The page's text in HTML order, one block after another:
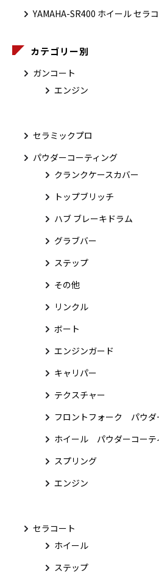
YAMAHA-SR400 ホイール セラ
カテゴリー別
ガンコート
エンジン
セラミックプロ
パウダーコーティング
クランクケースカバー
トップブリッチ
ハブ ブレーキドラム
グラブバー
ステップ
その他
リンクル
ボート
エンジンガード
キャリパー
テクスチャー
フロントフォーク パウダ
ホイール パウダーコーテ
スプリング
エンジン
セラコート
ホイール
ステップ